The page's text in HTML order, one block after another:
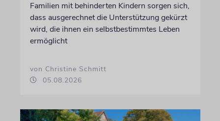
Familien mit behinderten Kindern sorgen sich,
dass ausgerechnet die Unterstützung gekürzt
wird, die ihnen ein selbstbestimmtes Leben
ermöglicht
von Christine Schmitt
05.08.2026